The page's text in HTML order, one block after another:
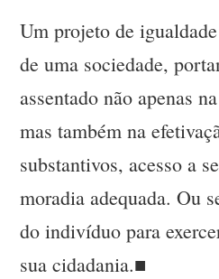
Um projeto de
de uma sociedade,
assentado não apenas
mas também na
substantivos, acesso a
moradia adequada. Ou
do indivíduo para
sua cidadania.■